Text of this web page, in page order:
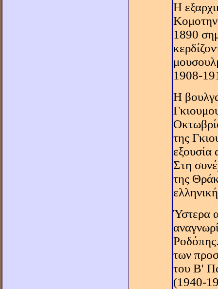
H
1890
1908-
H
της
Στη
της
Ύστερα
των
του B'
(1940-